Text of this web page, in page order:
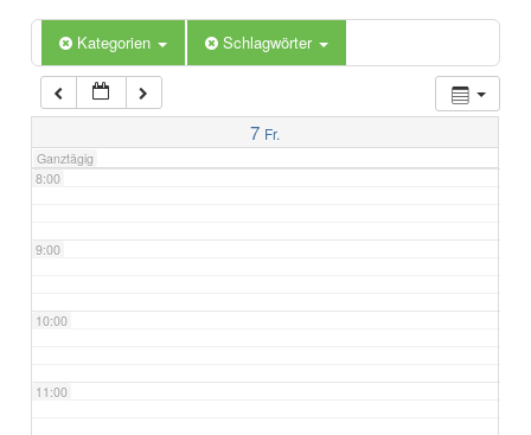
Kategorien Schlagwörter
7 Fr.
Ganztägig
6:00
7:00
8:00
9:00
10:00
11:00